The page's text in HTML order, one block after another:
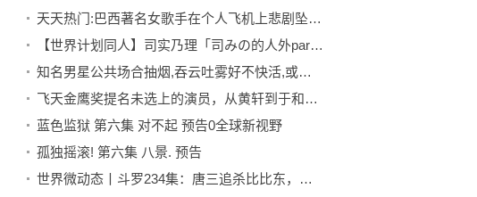
天天热门:巴西著名女歌手在个人飞机上悲剧坠机，内马尔发短信哀悼
【世界计划同人】司实乃理「司みの的人外paro」【Project SEKAI 同人翻译】2全球球精选
知名男星公共场合抽烟,吞云吐雾好不快活,或将罚款200元3每日热文
飞天金鹰奖提名未选上的演员，从黄轩到于和伟，欠他们一座奖杯
蓝色监狱 第六集 对不起 预告0全球新视野
孤独摇滚! 第六集 八景. 预告
世界微动态丨斗罗234集：唐三追杀比比东，史莱克六怪对战妖魅，天使军团登场